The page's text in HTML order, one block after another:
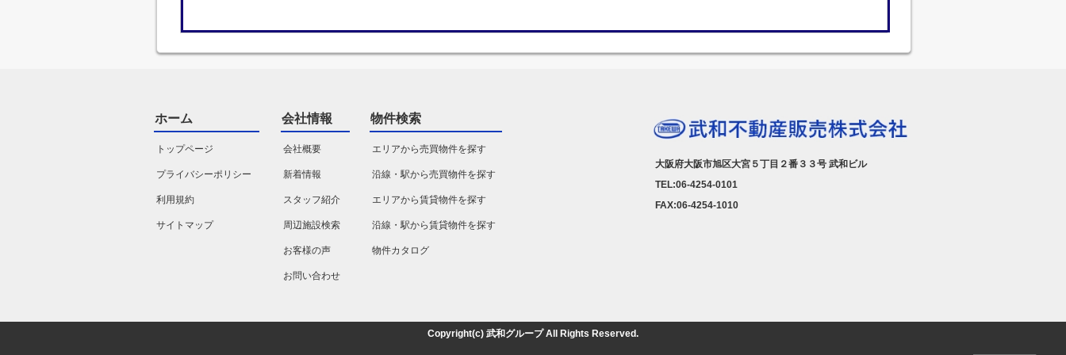
ホーム
トップページ
プライバシーポリシー
利用規約
サイトマップ
会社情報
会社概要
新着情報
スタッフ紹介
周辺施設検索
お客様の声
お問い合わせ
物件検索
エリアから売買物件を探す
沿線・駅から売買物件を探す
エリアから賃貸物件を探す
沿線・駅から賃貸物件を探す
物件カタログ
大阪府大阪市旭区大宮５丁目２番３３号 武和ビル
TEL:06-4254-0101
FAX:06-4254-1010
Copyright(c) 武和グループ All Rights Reserved.